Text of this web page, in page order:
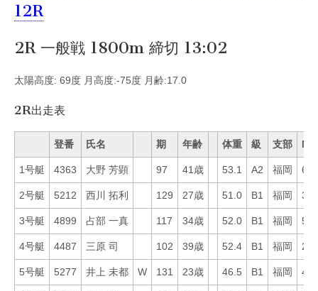
12R
2R 一般戦 1800m 締切 13:02
太陽高度: 69度 月高度:-75度 月齢:17.0
2R出走表
登番 氏名 期 年齢 体重 級 支部 Mo
1号艇 4363 大野 芳顕 97 41歳 53.1 A2 福岡 65
2号艇 5212 西川 拓利 129 27歳 51.0 B1 福岡 30
3号艇 4899 占部 一真 117 34歳 52.0 B1 福岡 56
4号艇 4487 三原 司 102 39歳 52.4 B1 福岡 29
5号艇 5277 井上 未都 W 131 23歳 46.5 B1 福岡 42